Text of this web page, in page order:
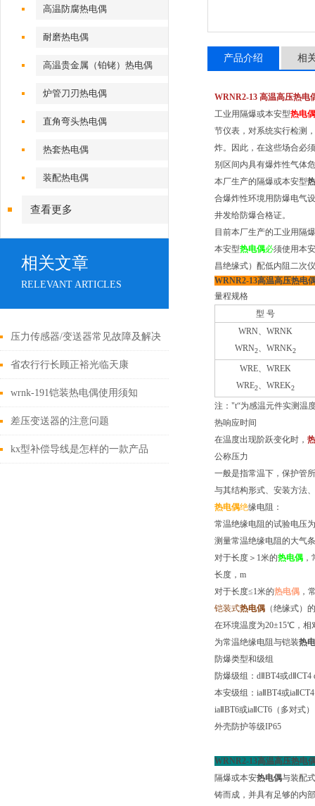
高温防腐热电偶
耐磨热电偶
高温贵金属（铂铑）热电偶
炉管刀刃热电偶
直角弯头热电偶
热套热电偶
装配热电偶
查看更多
相关文章
RELEVANT ARTICLES
压力传感器/变送器常见故障及解决
办法
省农行行长顾正裕光临天康
wrnk-191铠装热电偶使用须知
差压变送器的注意问题
kx型补偿导线是怎样的一款产品
产品介绍 相
WRNR2-13 高温高压热电
工业用隔爆或本安型热电偶
节仪表，对系统实行检测
炸。因此，在这些场合必
别区间内具有爆炸性气体
本厂生产的隔爆或本安型
合爆炸性环境用防爆电气
井发给防爆合格证。
目前本厂生产的工业用隔爆
本安型热电偶必须使用本
昌绝缘式）配低内阻二次
WRNR2-13高温高压热电
量程规格
型 号
WRN、WRNK
WRN2、WRNK2
WRE、WREK
WRE2、WREK2
注："t“为感温元件实测温
热响应时间
在温度出现阶跃变化时，
公称压力
一般是指常温下，保护管
与其结构形式、安装方法
热电偶绝缘电阻：
常温绝缘电阻的试验电压
测量常温绝缘电阻的大气
对于长度＞1米的热电偶
长度，m
对于长度≤1米的热电偶 ，
铠装式热电偶 （绝缘式）
在环境温度为20±15℃ ，
为常温绝缘电阻与铠装热
防爆类型和级组
防爆级组：d BT4或d CT4
本安级组：ia BT4或ia CT4
ia BT6或ia CT6 （多对式）
外壳防护等级IP65
WRNR2-13高温高压热电
隔爆或本安热电偶与装配式
铸而成，并具有足够的内